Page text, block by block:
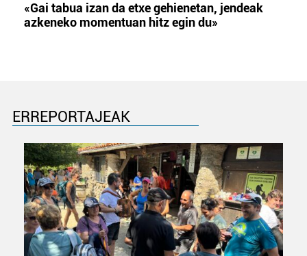
«Gai tabua izan da etxe gehienetan, jendeak
azkeneko momentuan hitz egin du»
ERREPORTAJEAK